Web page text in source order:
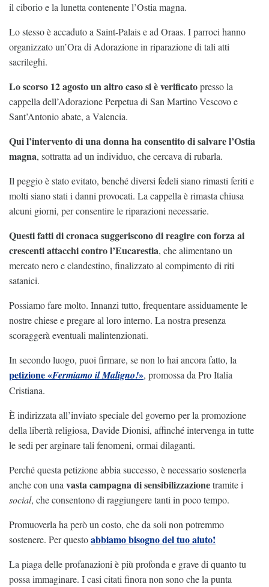
il ciborio e la lunetta contenente l’Ostia magna.
Lo stesso è accaduto a Saint-Palais e ad Oraas. I parroci hanno
organizzato un’Ora di Adorazione in riparazione di tali atti
sacrileghi.
Lo scorso 12 agosto un altro caso si è verificatopresso la
cappella dell’Adorazione Perpetua di San Martino Vescovo e
Sant’Antonio abate, a Valencia.
Quil’intervento di una donna ha consentito di salvare l’Ostia
magna, sottratta ad un individuo, che cercava di rubarla.
Il peggio è stato evitato, benché diversi fedeli siano rimasti feriti e
molti siano stati i danni provocati. La cappella è rimasta chiusa
alcuni giorni, per consentire le riparazioni necessarie.
Questi fatti di cronaca suggeriscono di reagire con forza ai
crescenti attacchi contro l’Eucarestia, che alimentano un
mercato nero e clandestino, finalizzato al compimento di riti
satanici.
Possiamo fare molto. Innanzi tutto, frequentare assiduamente le
nostre chiese e pregare al loro interno. La nostra presenza
scoraggerà eventuali malintenzionati.
In secondo luogo, puoi firmare, se non lo hai ancora fatto, la
petizione «Fermiamo il Maligno!», promossa da Pro Italia
Cristiana.
È indirizzata all’inviato speciale del governo per la promozione
della libertà religiosa, Davide Dionisi, affinché intervenga in tutte
le sedi per arginare tali fenomeni, ormai dilaganti.
Perché questa petizione abbia successo, è necessario sostenerla
anche con una vasta campagna di sensibilizzazionetramite i
social, che consentono di raggiungere tanti in poco tempo.
Promuoverla ha però un costo, che da soli non potremmo
sostenere. Per questoabbiamo bisogno del tuo aiuto!
La piaga delle profanazioni è più profonda e grave di quanto tu
possa immaginare. I casi citati finora non sono che la punta